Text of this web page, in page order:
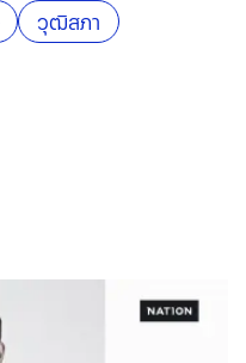
วุฒิสภา